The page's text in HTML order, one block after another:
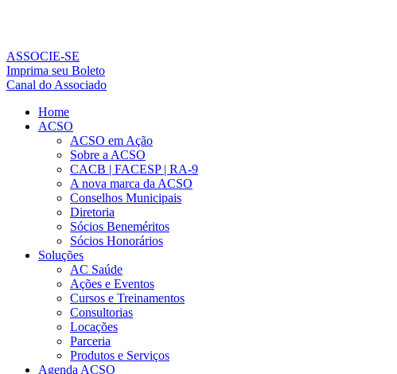
conteúdo
ASSOCIE-SE
Imprima seu Boleto
Canal do Associado
Home
ACSO
ACSO em Ação
Sobre a ACSO
CACB | FACESP | RA-9
A nova marca da ACSO
Conselhos Municipais
Diretoria
Sócios Beneméritos
Sócios Honorários
Soluções
AC Saúde
Ações e Eventos
Cursos e Treinamentos
Consultorias
Locações
Parceria
Produtos e Serviços
Agenda ACSO